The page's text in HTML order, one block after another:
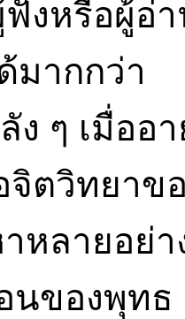
งหรือผู้อ่
มากกว่า
ๆ เมื่ออ
ตวิทยาข
หลายอย่
ของพุทธ